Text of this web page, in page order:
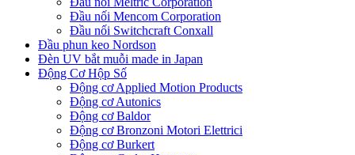
Đầu nối Mencom Corporation
Đầu nối Switchcraft Conxall
Đầu phun keo Nordson
Đèn UV bắt muỗi made in Japan
Động Cơ Hộp Số
Động cơ Applied Motion Products
Động cơ Autonics
Động cơ Baldor
Động cơ Bronzoni Motori Elettrici
Động cơ Burkert